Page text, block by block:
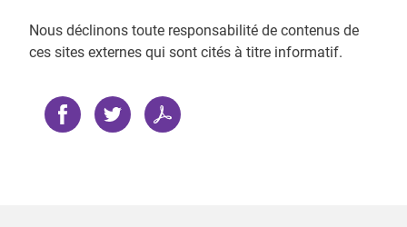
Nous déclinons toute responsabilité de contenus de
ces sites externes qui sont cités à titre informatif.